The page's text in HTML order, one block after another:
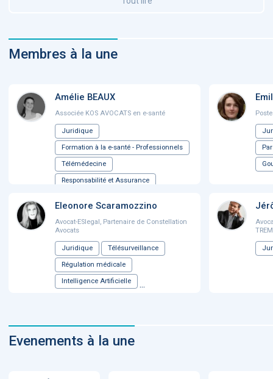
Membres à la une
Amélie BEAUX
Associée KOS AVOCATS en e-santé
Juridique
Formation à la e-santé - Professionnels
Télémédecine
Responsabilité et Assurance
Eleonore Scaramozzino
Avocat-ESlegal, Partenaire de Constellation
Avocats
Juridique Télésurveillance
Régulation médicale
Intelligence Artificielle ...
Evenements à la une